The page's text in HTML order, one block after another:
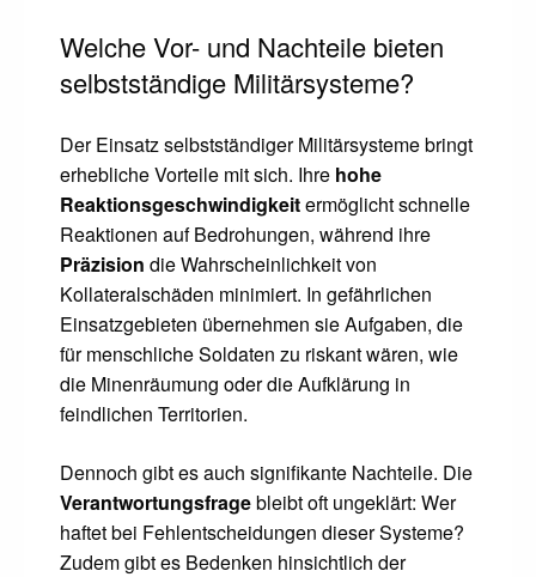
Welche Vor- und Nachteile bieten
selbstständige Militärsysteme?
Der Einsatz selbstständiger Militärsysteme bringt
erhebliche Vorteile mit sich. Ihre hohe
Reaktionsgeschwindigkeitermöglicht schnelle
Reaktionen auf Bedrohungen, während ihre
Präzision die Wahrscheinlichkeit von
Kollateralschäden minimiert. In gefährlichen
Einsatzgebieten übernehmen sie Aufgaben, die
für menschliche Soldaten zu riskant wären, wie
die Minenräumung oder die Aufklärung in
feindlichen Territorien.
Dennoch gibt es auch signifikante Nachteile. Die
Verantwortungsfragebleibt oft ungeklärt: Wer
haftet bei Fehlentscheidungen dieser Systeme?
Zudem gibt es Bedenken hinsichtlich der